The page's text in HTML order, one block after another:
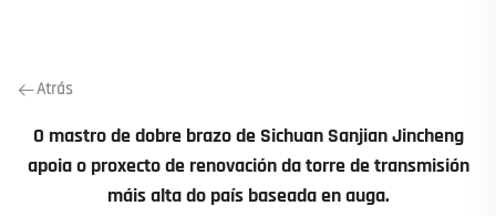
Atrás
O mastro de dobre brazo de Sichuan Sanjian Jincheng
apoia o proxecto de renovación da torre de transmisión
máis alta do país baseada en auga.